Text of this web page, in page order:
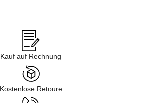
Kauf auf Rechnung
Kostenlose Retoure